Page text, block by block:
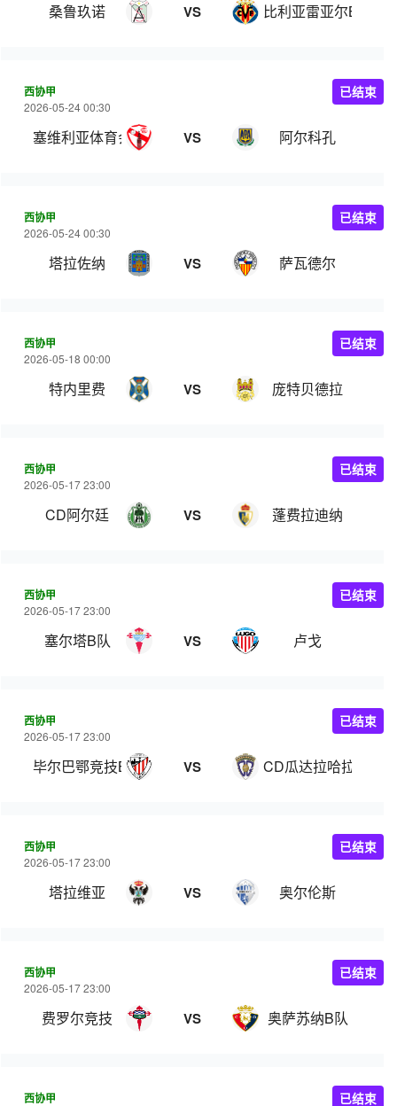
桑鲁玖诺 VS 比利亚雷亚尔B队
西协甲
2026-05-24 00:30
塞维利亚体育会 VS 阿尔科孔
已结束
西协甲
2026-05-24 00:30
塔拉佐纳 VS 萨瓦德尔
已结束
西协甲
2026-05-18 00:00
特内里费 VS 庞特贝德拉
已结束
西协甲
2026-05-17 23:00
CD阿尔廷 VS 蓬费拉迪纳
已结束
西协甲
2026-05-17 23:00
塞尔塔B队 VS 卢戈
已结束
西协甲
2026-05-17 23:00
毕尔巴鄂竞技B队 VS CD瓜达拉哈拉
已结束
西协甲
2026-05-17 23:00
塔拉维亚 VS 奥尔伦斯
已结束
西协甲
2026-05-17 23:00
费罗尔竞技 VS 奥萨苏纳B队
已结束
西协甲 已结束